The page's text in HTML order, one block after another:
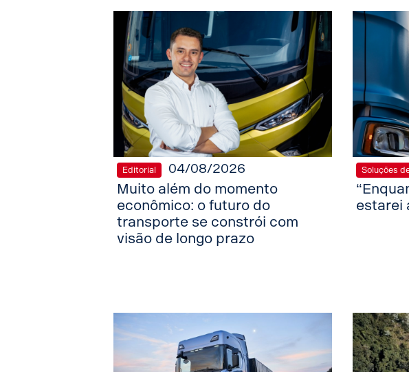
Editorial 04/08/2026
Muito além do momento
econômico: o futuro do
transporte se constrói com
visão de longo prazo
Soluções
estarei